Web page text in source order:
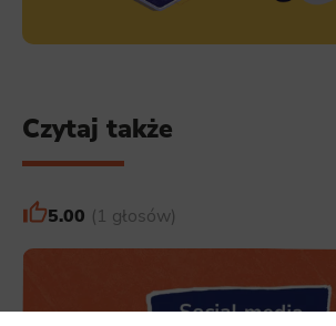
Czytaj także
5.00 1 głosów